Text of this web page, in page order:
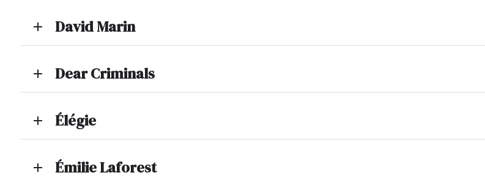
add David Marin
add Dear Criminals
add Élégie
add Émilie Laforest